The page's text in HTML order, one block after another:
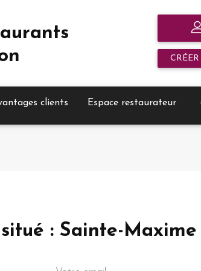
clients Espace restaurateur
: Sainte-Maxime